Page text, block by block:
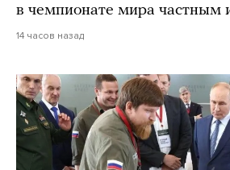
в чемпионате мира частным
14 часов назад